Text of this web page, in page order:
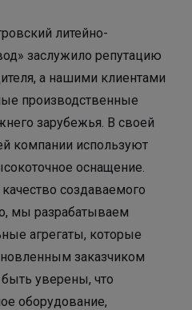
литейно-
заслужило репутацию
а нашими клиентами
производственные
зарубежья. В своей
компании используют
оснащение.
создаваемого
мы разрабатываем
агрегаты, которые
заказчиком
уверены, что
оборудование,